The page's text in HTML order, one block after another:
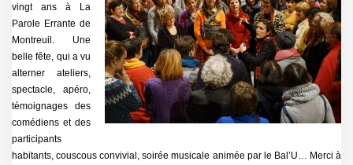
vingt ans à La
Parole Errante de
Montreuil. Une
belle fête, qui a vu
alterner ateliers,
spectacle, apéro,
témoignages des
comédiens et des
participants
habitants, couscous convivial, soirée musicale animée par le Bal’U… Merci à